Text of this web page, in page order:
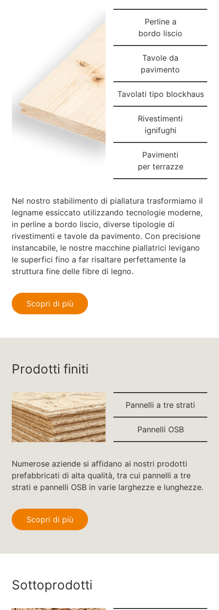
Perline a
bordo liscio
Tavole da
pavimento
Tavolati tipo blockhaus
Rivestimenti
ignifughi
Pavimenti
per terrazze
Nel nostro stabilimento di piallatura trasformiamo il
legname essiccato utilizzando tecnologie moderne,
in perline a bordo liscio, diverse tipologie di
rivestimenti e tavole da pavimento. Con precisione
instancabile, le nostre macchine piallatrici levigano
le superfici fino a far risaltare perfettamente la
struttura fine delle fibre di legno.
Scopri di più
Prodotti finiti
Pannelli a tre strati
Pannelli OSB
Numerose aziende si affidano ai nostri prodotti
prefabbricati di alta qualità, tra cui pannelli a tre
strati e pannelli OSB in varie larghezze e lunghezze.
Scopri di più
Sottoprodotti